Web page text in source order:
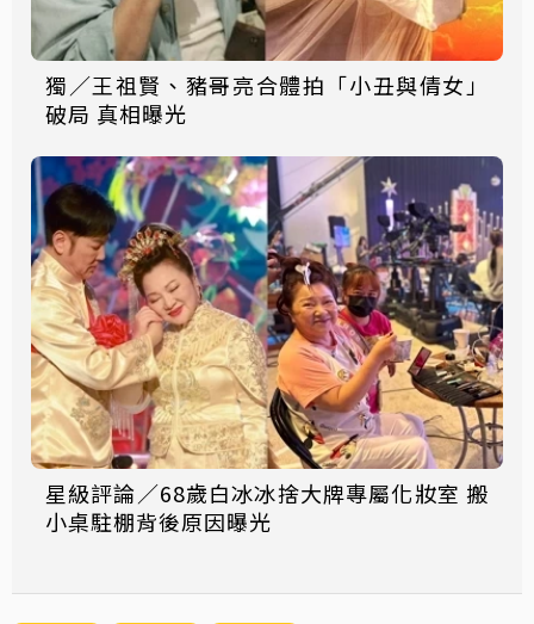
獨／王祖賢、豬哥亮合體拍「小丑與倩女」
破局 真相曝光
星級評論／68歲白冰冰捨大牌專屬化妝室 搬
小桌駐棚背後原因曝光